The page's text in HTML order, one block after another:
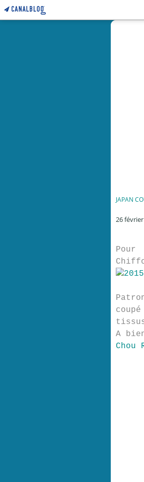
JAPAN
26
Pour
A
Chou